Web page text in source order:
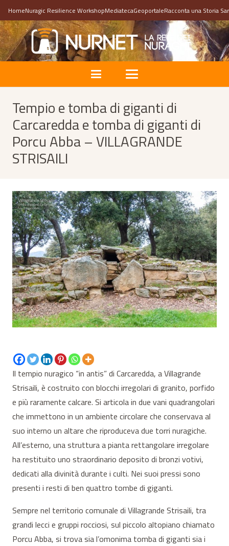
HomeNuragic Resilience WorkshopMediatecaGeoportaleRacconta una Storia
Tempio e tomba di giganti di
Carcaredda e tomba di giganti di
Porcu Abba – VILLAGRANDE
STRISAILI
Il tempio nuragico “in antis” di Carcaredda, a Villagrande
Strisaili, è costruito con blocchi irregolari di granito, porfido
e più raramente calcare. Si articola in due vani quadrangolari
che immettono in un ambiente circolare che conservava al
suo interno un altare che riproduceva due torri nuragiche.
All’esterno, una struttura a pianta rettangolare irregolare
ha restituito uno straordinario deposito di bronzi votivi,
dedicati alla divinità durante i culti. Nei suoi pressi sono
presenti i resti di ben quattro tombe di giganti.
Sempre nel territorio comunale di Villagrande Strisaili, tra
grandi lecci e gruppi rocciosi, sul piccolo altopiano chiamato
Porcu Abba, si trova sia l’omonima tomba di giganti sia i